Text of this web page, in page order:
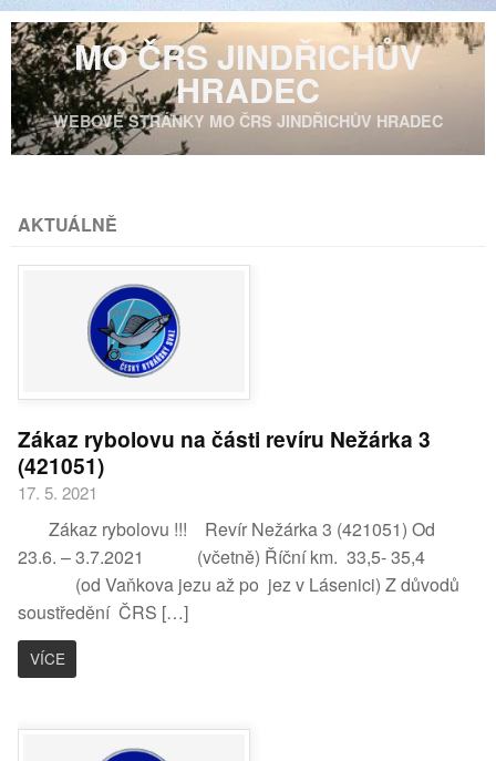
MO ČRS JINDŘICHŮV
HRADEC
WEBOVÉ STRÁNKY MO ČRS JINDŘICHŮV HRADEC
AKTUÁLNĚ
Zákaz rybolovu na části revíru Nežárka 3
(421051)
17. 5. 2021
Zákaz rybolovu !!! Revír Nežárka 3 (421051) Od
23.6. – 3.7.2021 (včetně) Říční km. 33,5- 35,4
(od Vaňkova jezu až po jez v Lásenici) Z důvodů
soustředění ČRS […]
VÍCE